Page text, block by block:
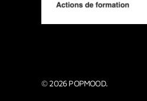
© 2026 POPMOOD.